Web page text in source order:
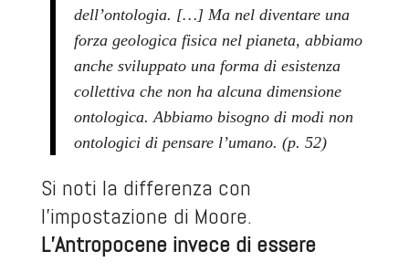
dell’ontologia. […] Ma nel diventare una
forza geologica fisica nel pianeta, abbiamo
anche sviluppato una forma di esistenza
collettiva che non ha alcuna dimensione
ontologica. Abbiamo bisogno di modi non
ontologici di pensare l’umano. (p. 52)
Si noti la differenza con
l’impostazione di Moore.
L’Antropocene invece di essere